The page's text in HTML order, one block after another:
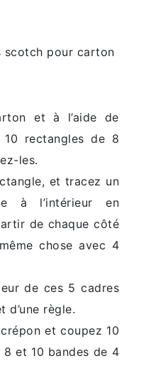
scotch pour carton
et à l’aide de
rectangles de 8
les.
et tracez un
à l’intérieur en
de chaque côté
chose avec 4
de ces 5 cadres
d’une règle.
et coupez 10
et 10 bandes de 4